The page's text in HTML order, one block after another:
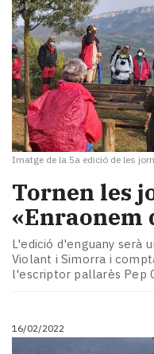
Imatge de la 5a edició de les
Tornen les
«Enraonem
L'edició d'enguany serà
Violant i Simorra i
l'escriptor pallarès Pep
16/02/2022